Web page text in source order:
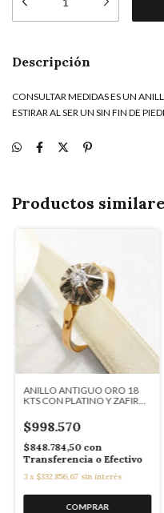
Descripción
CONSULTAR MEDIDAS ES UN
ESTIRAR AL SER UN SIN FIN DE
Productos
ANILLO ANTIGUO ORO 18
KTS CON PLATINO Y ZAFIRO
SK912
$998.570
$848.784,50 con
Transferencia o Efectivo
3 x $332.856,67 sin interés